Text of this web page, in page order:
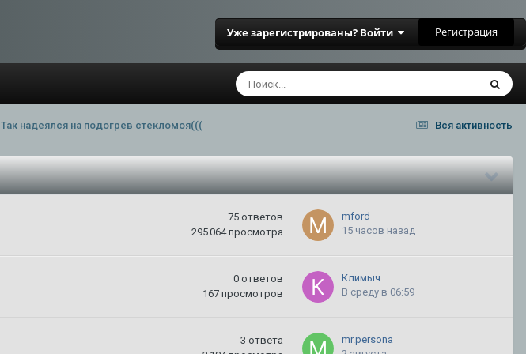
Уже зарегистрированы? Войти Регистрация
Вся активность
Так надеялся на подогрев стекломоя(((
75 ответов
295 064 просмотра
mford
15 часов назад
0 ответов
167 просмотров
Климыч
В среду в 06:59
3 ответа
mr.persona